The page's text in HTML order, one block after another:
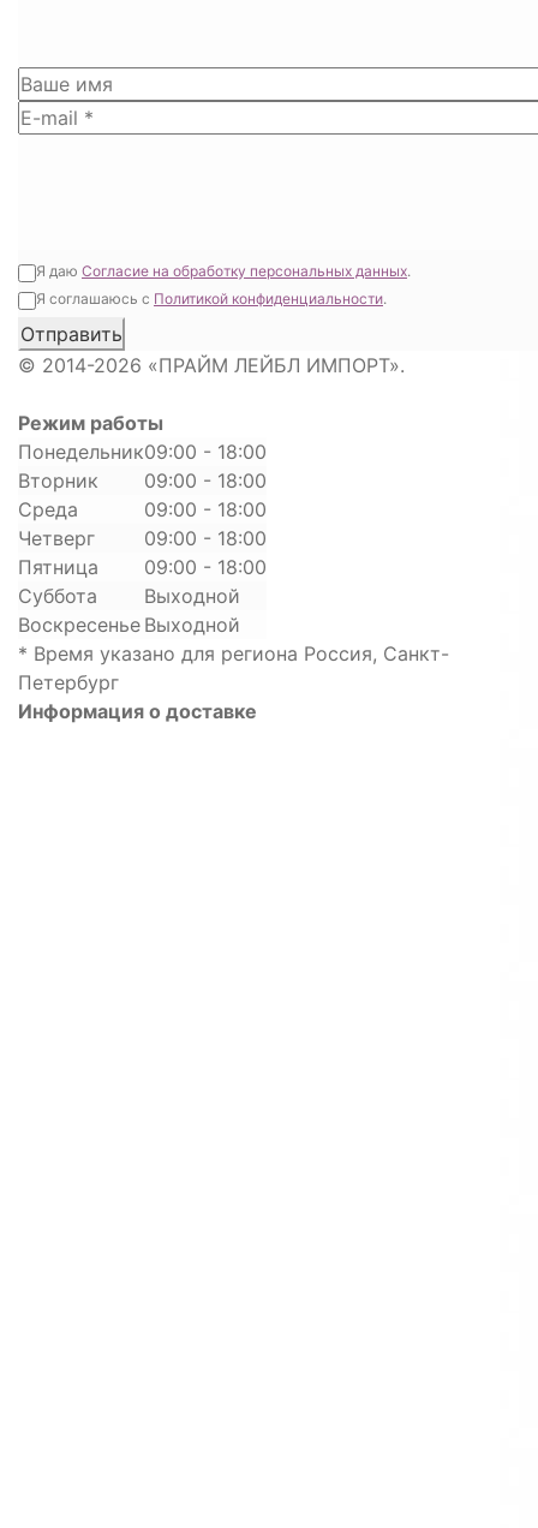
Я даю Согласие на обработку персональных данных.
Я соглашаюсь с Политикой конфиденциальности.
© 2014-2026 «ПРАЙМ ЛЕЙБЛ ИМПОРТ».
Режим работы
Понедельник09:00 - 18:00
Вторник
09:00 - 18:00
Среда
09:00 - 18:00
Четверг
09:00 - 18:00
Пятница
09:00 - 18:00
Суббота
Выходной
Воскресенье Выходной
* Время указано для региона Россия, Санкт-
Петербург
Информация о доставке